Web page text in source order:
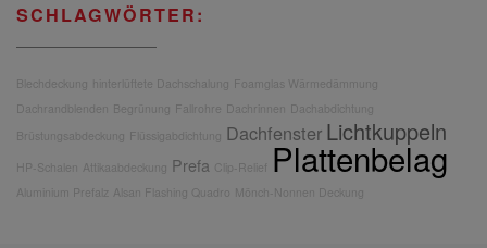
SCHLAGWÖRTER:
Blechdeckung hinterlüftete Dachschalung Foamglas Wärmedämmung
Dachrandblenden Begrünung Fallrohre Dachrinnen Dachabdichtung
Brüstungsabdeckung Flüssigabdichtung Dachfenster Lichtkuppeln
HP-Schalen Attikaabdeckung Prefa Clip-Relief Plattenbelag
Aluminium Prefalz Alsan Flashing Quadro Mönch-Nonnen Deckung